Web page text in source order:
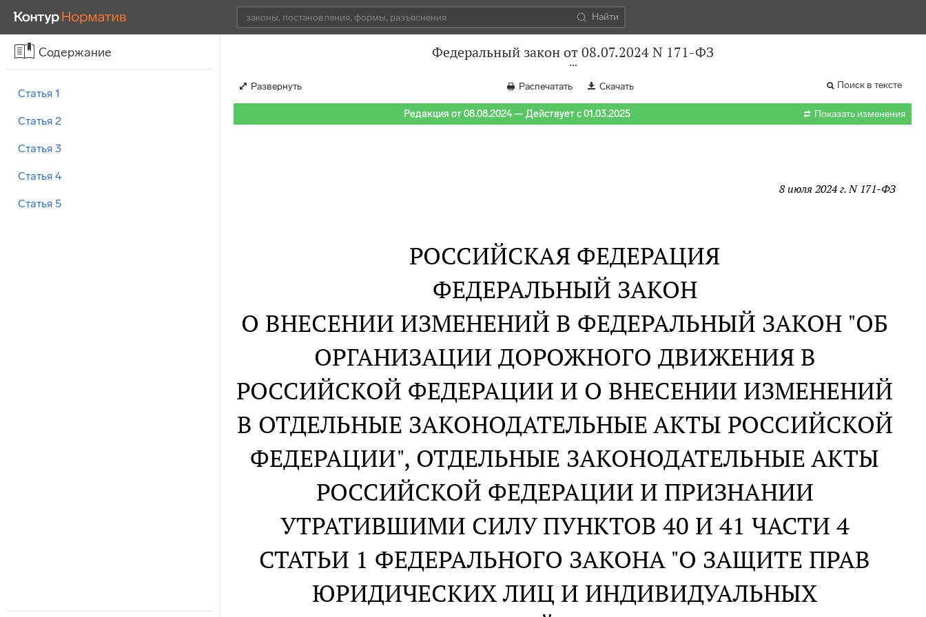
Найти
Содержание
Статья 1
Статья 2
Статья 3
Статья 4
Статья 5
Федеральный закон от 08.07.2024 N 171-ФЗ
Развернуть Распечатать Скачать Поиск в тексте
Редакция от 08.08.2024 — Действует с 01.03.2025  Показать изменения
8 июля 2024 г. N 171-ФЗ
РОССИЙСКАЯ ФЕДЕРАЦИЯ
ФЕДЕРАЛЬНЫЙ ЗАКОН
О ВНЕСЕНИИ ИЗМЕНЕНИЙ В ФЕДЕРАЛЬНЫЙ ЗАКОН "ОБ
ОРГАНИЗАЦИИ ДОРОЖНОГО ДВИЖЕНИЯ В
РОССИЙСКОЙ ФЕДЕРАЦИИ И О ВНЕСЕНИИ ИЗМЕНЕНИЙ
В ОТДЕЛЬНЫЕ ЗАКОНОДАТЕЛЬНЫЕ АКТЫ РОССИЙСКОЙ
ФЕДЕРАЦИИ", ОТДЕЛЬНЫЕ ЗАКОНОДАТЕЛЬНЫЕ АКТЫ
РОССИЙСКОЙ ФЕДЕРАЦИИ И ПРИЗНАНИИ
УТРАТИВШИМИ СИЛУ ПУНКТОВ 40 И 41 ЧАСТИ 4
СТАТЬИ 1 ФЕДЕРАЛЬНОГО ЗАКОНА "О ЗАЩИТЕ ПРАВ
ЮРИДИЧЕСКИХ ЛИЦ И ИНДИВИДУАЛЬНЫХ